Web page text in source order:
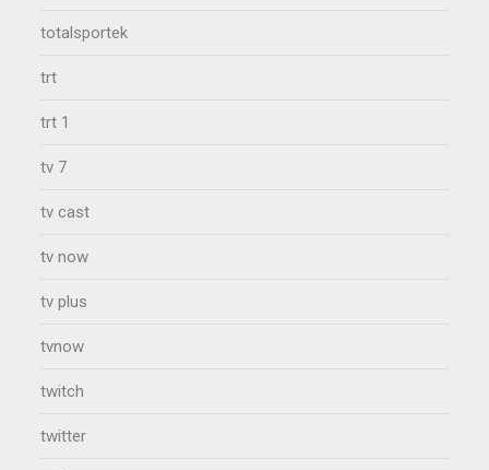
totalsportek
trt
trt 1
tv 7
tv cast
tv now
tv plus
tvnow
twitch
twitter